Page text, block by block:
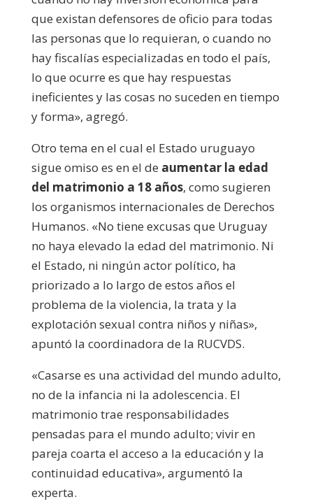
que existan defensores de oficio para todas
las personas que lo requieran, o cuando no
hay fiscalías especializadas en todo el país,
lo que ocurre es que hay respuestas
ineficientes y las cosas no suceden en tiempo
y forma», agregó.
Otro tema en el cual el Estado uruguayo
sigue omiso es en el de aumentar la edad
del matrimonio a 18 años, como sugieren
los organismos internacionales de Derechos
Humanos. «No tiene excusas que Uruguay
no haya elevado la edad del matrimonio. Ni
el Estado, ni ningún actor político, ha
priorizado a lo largo de estos años el
problema de la violencia, la trata y la
explotación sexual contra niños y niñas»,
apuntó la coordinadora de la RUCVDS.
«Casarse es una actividad del mundo adulto,
no de la infancia ni la adolescencia. El
matrimonio trae responsabilidades
pensadas para el mundo adulto; vivir en
pareja coarta el acceso a la educación y la
continuidad educativa», argumentó la
experta.